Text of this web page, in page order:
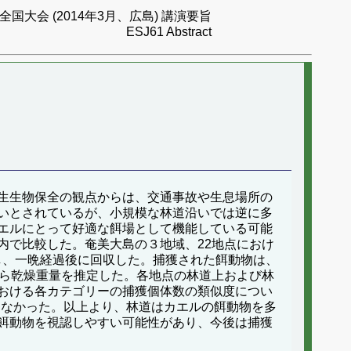
国大会 (2014年3月、広島) 講演要旨
ESJ61 Abstract
生物保全の観点からは、交通事故や生息場所の
とされているが、小規模な林道沿いでは逆に多
ルにとって好適な餌場として機能している可能
で比較した。奄美大島の３地域、22地点におけ
一晩経過後に回収した。捕獲された餌動物は、
乾燥重量を推定した。各地点の林道上および林
ける各カテゴリーの捕獲個体数の類似度につい
かった。以上より、林道はカエルの餌動物を多
動物を視認しやすい可能性があり、今後は捕獲